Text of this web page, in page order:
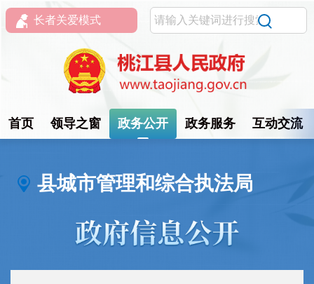
长者关爱模式
首页 领导之窗 政务公开 政务服务 互动交流
县城市管理和综合执法局